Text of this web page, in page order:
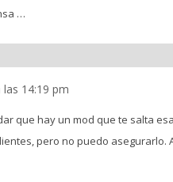
…
14:19 pm
que hay un mod que te salta
pero no puedo asegurarlo.